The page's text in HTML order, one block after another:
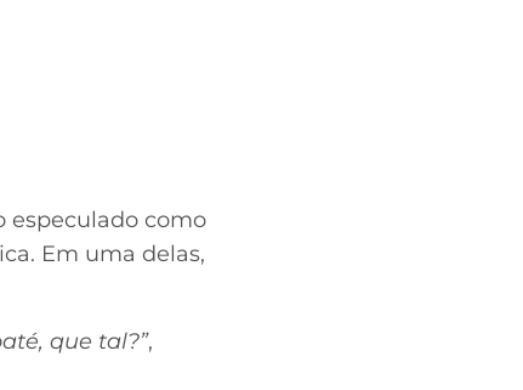
especulado como
Em uma delas,
que tal?”,